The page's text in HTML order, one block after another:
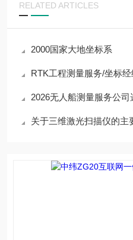
RELATED ARTICLES
2000国家大地坐标系
RTK工程测量服务/坐标经纬度工程测
2026无人船测量服务公司
关于三维激光扫描仪的主